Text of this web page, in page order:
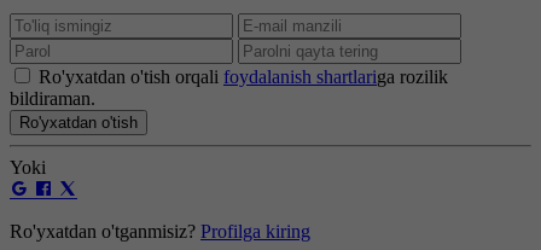
Ro'yxatdan o'tish orqali foydalanish shartlariga rozilik
bildiraman.
Ro'yxatdan o'tish
Yoki
Ro'yxatdan o'tganmisiz? Profilga kiring